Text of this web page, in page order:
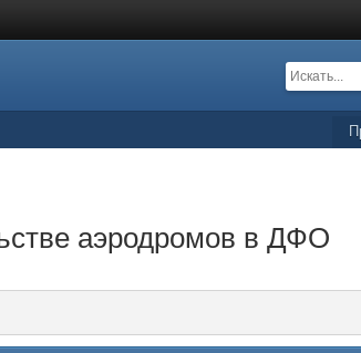
аэродромов в ДФО